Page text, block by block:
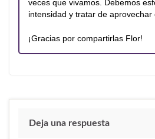
veces que vivamos. Debemos
intensidad y tratar de aprovechar
¡Gracias por compartirlas Flor!
Deja una respuesta